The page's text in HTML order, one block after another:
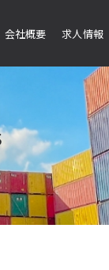
会社概要 求人情報